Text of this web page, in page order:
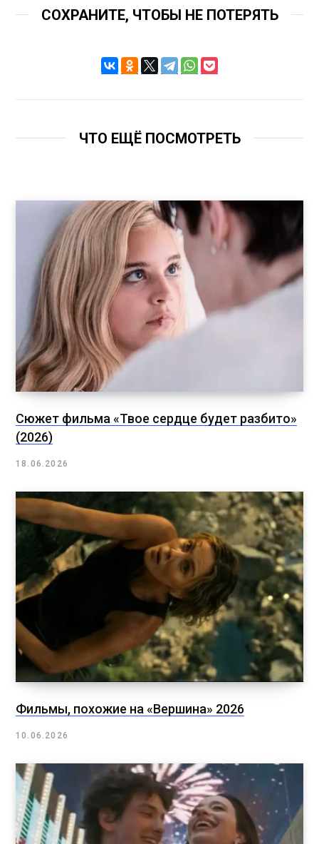
СОХРАНИТЕ, ЧТОБЫ НЕ ПОТЕРЯТЬ
ЧТО ЕЩЁ ПОСМОТРЕТЬ
Сюжет фильма «Твое сердце будет разбито»
(2026)
18.06.2026
Фильмы, похожие на «Вершина» 2026
10.06.2026